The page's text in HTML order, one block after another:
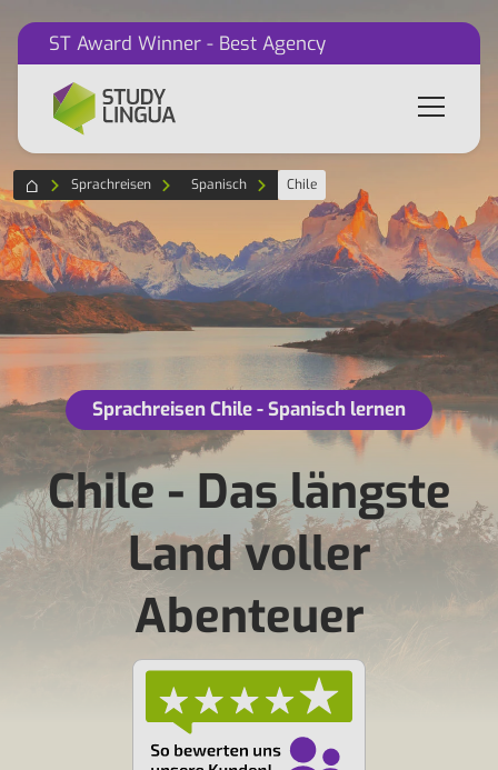
ST Award Winner - Best Agency
Sprachreisen Spanisch Chile
Sprachreisen Chile - Spanisch lernen
Chile - Das längste
Land voller
Abenteuer